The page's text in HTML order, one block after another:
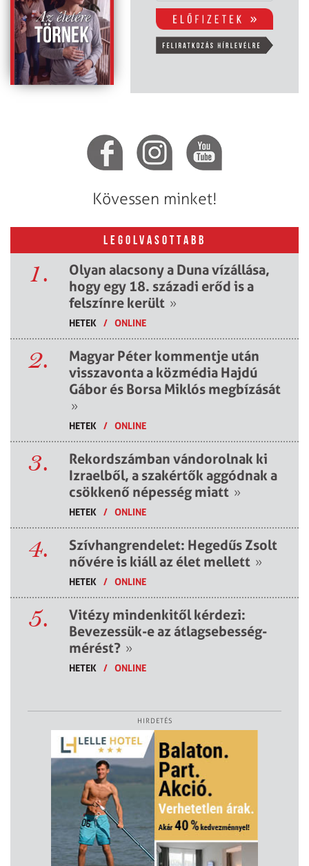
Kövessen minket!
LEGOLVASOTTABB
1.
Olyan alacsony a Duna vízállása,
hogy egy 18. századi erőd is a
felszínre került »
HETEK / ONLINE
2.
Magyar Péter kommentje után
visszavonta a közmédia Hajdú
Gábor és Borsa Miklós megbízását
»
HETEK / ONLINE
3.
Rekordszámban vándorolnak ki
Izraelből, a szakértők aggódnak a
csökkenő népesség miatt »
HETEK / ONLINE
4.
Szívhangrendelet: Hegedűs Zsolt
nővére is kiáll az élet mellett »
HETEK / ONLINE
5.
Vitézy mindenkitől kérdezi:
Bevezessük-e az átlagsebesség-
mérést? »
HETEK / ONLINE
HIRDETÉS